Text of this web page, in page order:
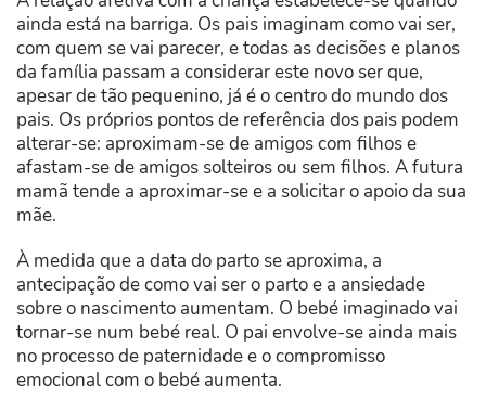
ainda está na barriga. Os pais imaginam como vai ser,
com quem se vai parecer, e todas as decisões e planos
da família passam a considerar este novo ser que,
apesar de tão pequenino, já é o centro do mundo dos
pais. Os próprios pontos de referência dos pais podem
alterar-se: aproximam-se de amigos com filhos e
afastam-se de amigos solteiros ou sem filhos. A futura
mamã tende a aproximar-se e a solicitar o apoio da sua
mãe.
À medida que a data do parto se aproxima, a
antecipação de como vai ser o parto e a ansiedade
sobre o nascimento aumentam. O bebé imaginado vai
tornar-se num bebé real. O pai envolve-se ainda mais
no processo de paternidade e o compromisso
emocional com o bebé aumenta.